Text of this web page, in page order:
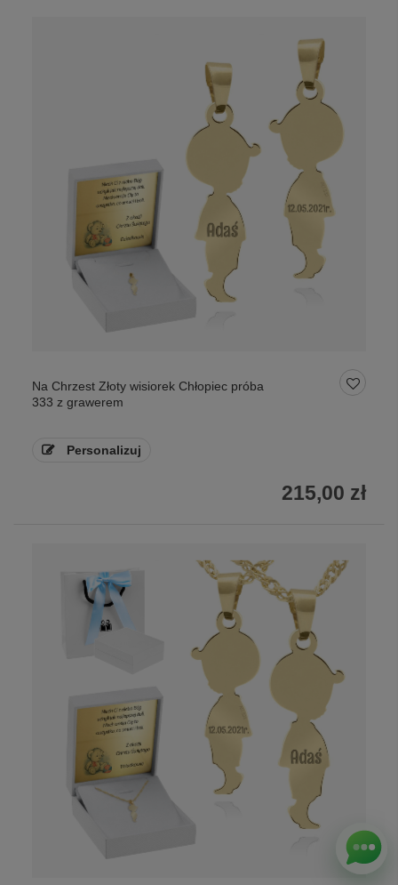
Na Chrzest Złoty wisiorek Chłopiec próba
333 z grawerem
Personalizuj
215,00 zł